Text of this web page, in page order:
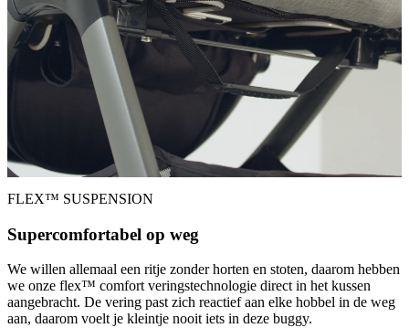
FLEX™ SUSPENSION
Supercomfortabel op weg
We willen allemaal een ritje zonder horten en stoten, daarom hebben
we onze flex™ comfort veringstechnologie direct in het kussen
aangebracht. De vering past zich reactief aan elke hobbel in de weg
aan, daarom voelt je kleintje nooit iets in deze buggy.